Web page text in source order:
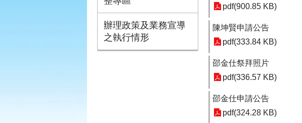
辦理政策及業務宣導
之執行情形
pdf(900.85 KB)
陳坤賢申請公告
pdf(333.84 KB)
邵金仕祭拜照片
pdf(336.57 KB)
邵金仕申請公告
pdf(324.28 KB)